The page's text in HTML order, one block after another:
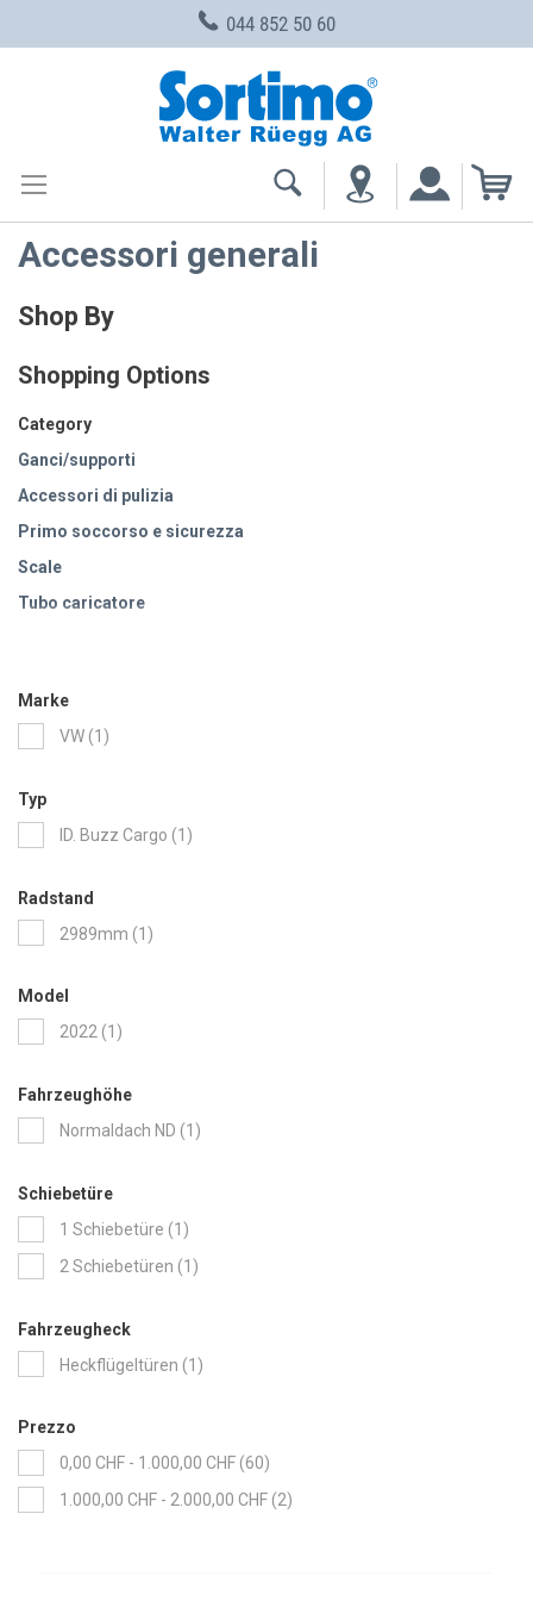
044 852 50 60
Accessori generali
Shop By
Shopping Options
Category
Ganci/supporti
Accessori di pulizia
Primo soccorso e sicurezza
Scale
Tubo caricatore
Marke
VW 1 item
Typ
ID. Buzz Cargo
1 item
Radstand
2989mm
1item
Model
2022 1 item
Fahrzeughöhe
Normaldach ND
1 item
Schiebetüre
1 Schiebetüre
1 item
2 Schiebetüren
1 item
Fahrzeugheck
Heckflügeltüren
1item
Prezzo
0,00 CHF - 1.000,00 CHF 60items
1.000,00 CHF - 2.000,00 CHF 2items